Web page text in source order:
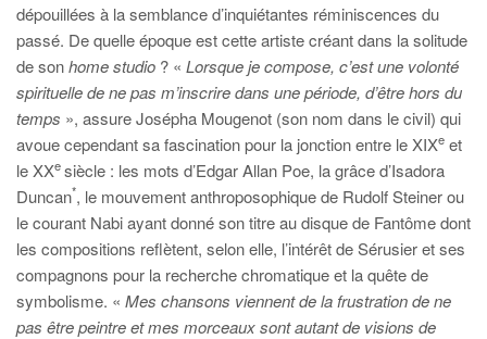
dépouillées à la semblance d’inquiétantes réminiscences du
passé. De quelle époque est cette artiste créant dans la solitude
de sonhome studio ? « Lorsque je compose, c’est une volonté
spirituelle de ne pas m’inscrire dans une période, d’être hors du
temps », assure Josépha Mougenot (son nom dans le civil) qui
avoue cependant sa fascination pour la jonction entre le XIXe et
le XXesiècle : les mots d’Edgar Allan Poe, la grâce d’Isadora
Duncan*, le mouvement anthroposophique de Rudolf Steiner ou
le courant Nabi ayant donné son titre au disque de Fantôme dont
les compositions reflètent, selon elle, l’intérêt de Sérusier et ses
compagnons pour la recherche chromatique et la quête de
symbolisme. « Mes chansons viennent de la frustration de ne
pas être peintre et mes morceaux sont autant de visions de